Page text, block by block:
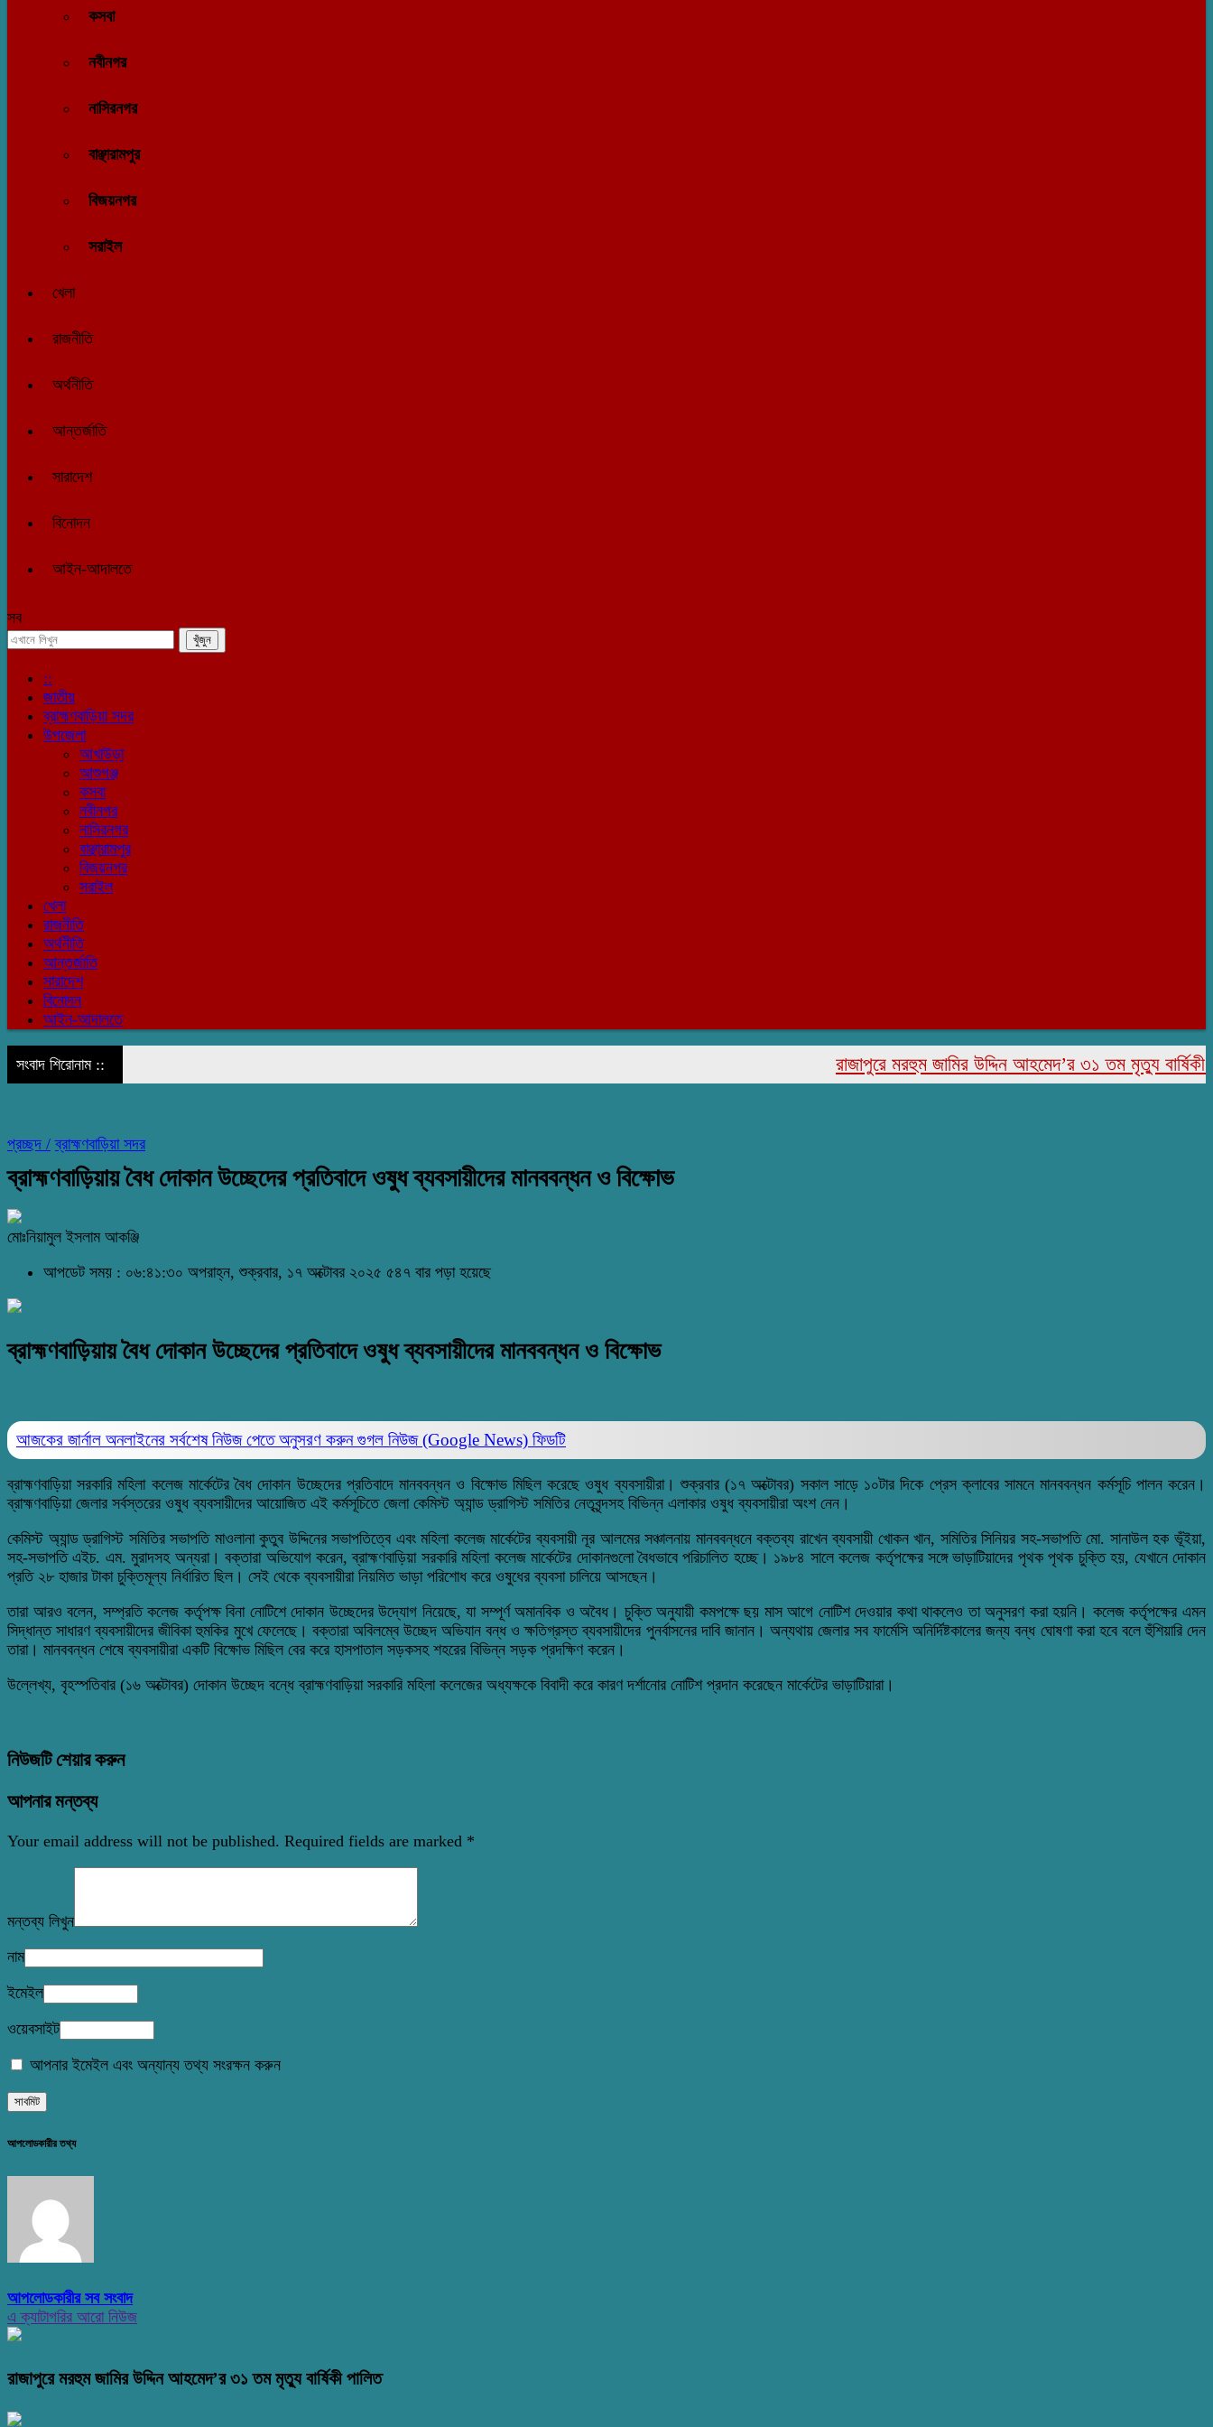
কসবা
নবীনগর
নাসিরনগর
বাঞ্ছারামপুর
বিজয়নগর
সরাইল
খেলা
রাজনীতি
অর্থনীতি
আন্তর্জাতি
সারাদেশ
বিনোদন
আইন-আদালতে
সব
::
জাতীয়
ব্রাহ্মণবাড়িয়া সদর
উপজেলা
আখাউড়া
আশুগঞ্জ
কসবা
নবীনগর
নাসিরনগর
বাঞ্ছারামপুর
বিজয়নগর
সরাইল
খেলা
রাজনীতি
অর্থনীতি
আন্তর্জাতি
সারাদেশ
বিনোদন
আইন-আদালতে
সংবাদ শিরোনাম :: রাজাপুরে মরহুম জামির উদ্দিন আহমেদ’র ৩১ তম মৃত্যু বার্ষিকী পালিত
প্রচ্ছদ / ব্রাহ্মণবাড়িয়া সদর
ব্রাহ্মণবাড়িয়ায় বৈধ দোকান উচ্ছেদের প্রতিবাদে ওষুধ ব্যবসায়ীদের মানববন্ধন ও বিক্ষোভ
মোঃনিয়ামুল ইসলাম আকঞ্জি
আপডেট সময় : ০৬:৪১:৩০ অপরাহ্ন, শুক্রবার, ১৭ অক্টোবর ২০২৫ ৫৪৭ বার পড়া হয়েছে
ব্রাহ্মণবাড়িয়ায় বৈধ দোকান উচ্ছেদের প্রতিবাদে ওষুধ ব্যবসায়ীদের মানববন্ধন ও বিক্ষোভ
আজকের জার্নাল অনলাইনের সর্বশেষ নিউজ পেতে অনুসরণ করুনগুগল নিউজ (Google News) ফিডটি
ব্রাহ্মণবাড়িয়া সরকারি মহিলা কলেজ মার্কেটের বৈধ দোকান উচ্ছেদের প্রতিবাদে মানববন্ধন ও বিক্ষোভ মিছিল করেছে ওষুধ ব্যবসায়ীরা। শুক্রবার (১৭ অক্টোবর) সকাল সাড়ে ১০টার দিকে প্রেস ক্লাবের সামনে মানববন্ধন কর্মসূচি পালন করেন।
ব্রাহ্মণবাড়িয়া জেলার সর্বস্তরের ওষুধ ব্যবসায়ীদের আয়োজিত এই কর্মসূচিতে জেলা কেমিস্ট অ্যান্ড ড্রাগিস্ট সমিতির নেতৃবৃন্দসহ বিভিন্ন এলাকার ওষুধ ব্যবসায়ীরা অংশ নেন।
কেমিস্ট অ্যান্ড ড্রাগিস্ট সমিতির সভাপতি মাওলানা কুতুব উদ্দিনের সভাপতিত্বে এবং মহিলা কলেজ মার্কেটের ব্যবসায়ী নূর আলমের সঞ্চালনায় মানববন্ধনে বক্তব্য রাখেন ব্যবসায়ী খোকন খান, সমিতির সিনিয়র সহ-সভাপতি মো. সানাউল হক ভূঁইয়া,
সহ-সভাপতি এইচ. এম. মুরাদসহ অন্যরা। বক্তারা অভিযোগকরেন, ব্রাহ্মণবাড়িয়া সরকারি মহিলা কলেজ মার্কেটের দোকানগুলো বৈধভাবে পরিচালিত হচ্ছে। ১৯৮৪ সালে কলেজ কর্তৃপক্ষের সঙ্গে ভাড়াটিয়াদের পৃথক পৃথক চুক্তি হয়, যেখানে দোকান
প্রতি ২৮ হাজার টাকা চুক্তিমূল্য নির্ধারিত ছিল। সেই থেকে ব্যবসায়ীরা নিয়মিত ভাড়া পরিশোধ করে ওষুধের ব্যবসা চালিয়ে আসছেন।
তারা আরও বলেন, সম্প্রতি কলেজ কর্তৃপক্ষ বিনা নোটিশে দোকান উচ্ছেদের উদ্যোগ নিয়েছে, যা সম্পূর্ণ অমানবিক ও অবৈধ। চুক্তি অনুযায়ী কমপক্ষে ছয় মাস আগে নোটিশ দেওয়ার কথা থাকলেও তা অনুসরণ করা হয়নি। কলেজ কর্তৃপক্ষের এমন
সিদ্ধান্ত সাধারণ ব্যবসায়ীদের জীবিকা হুমকির মুখে ফেলেছে। বক্তারা অবিলম্বে উচ্ছেদ অভিযান বন্ধ ও ক্ষতিগ্রস্ত ব্যবসায়ীদের পুনর্বাসনের দাবি জানান। অন্যথায় জেলার সব ফার্মেসি অনির্দিষ্টকালের জন্য বন্ধ ঘোষণা করা হবে বলে হুঁশিয়ারি দেন
তারা। মানববন্ধন শেষে ব্যবসায়ীরা একটি বিক্ষোভ মিছিল বের করে হাসপাতাল সড়কসহ শহরের বিভিন্ন সড়ক প্রদক্ষিণ করেন।
উল্লেখ্য, বৃহস্পতিবার (১৬ অক্টোবর) দোকান উচ্ছেদ বন্ধে ব্রাহ্মণবাড়িয়া সরকারি মহিলা কলেজের অধ্যক্ষকে বিবাদী করে কারণ দর্শানোর নোটিশ প্রদান করেছেন মার্কেটের ভাড়াটিয়ারা।
নিউজটি শেয়ার করুন
আপনার মন্তব্য
Your email address will not be published. Required fields are marked *
মন্তব্য লিখুন
নাম
ইমেইল
ওয়েবসাইট
আপনার ইমেইল এবং অন্যান্য তথ্য সংরক্ষন করুন
আপলোডকারীর তথ্য
আপলোডকারীর সব সংবাদ
এ ক্যাটাগরির আরো নিউজ
রাজাপুরে মরহুম জামির উদ্দিন আহমেদ’র ৩১ তম মৃত্যু বার্ষিকী পালিত